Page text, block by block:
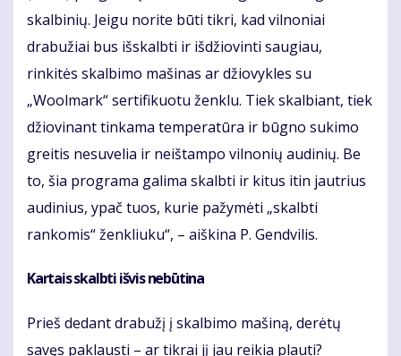
skalbinių. Jeigu norite būti tikri, kad vilnoniai
drabužiai bus išskalbti ir išdžiovinti saugiau,
rinkitės skalbimo mašinas ar džiovykles su
„Woolmark“ sertifikuotu ženklu. Tiek skalbiant, tiek
džiovinant tinkama temperatūra ir būgno sukimo
greitis nesuvelia ir neištampo vilnonių audinių. Be
to, šia programa galima skalbti ir kitus itin jautrius
audinius, ypač tuos, kurie pažymėti „skalbti
rankomis“ ženkliuku“, – aiškina P. Gendvilis.
Kartais skalbti išvis nebūtina
Prieš dedant drabužį į skalbimo mašiną, derėtų
savęs paklausti – ar tikrai jį jau reikia plauti?